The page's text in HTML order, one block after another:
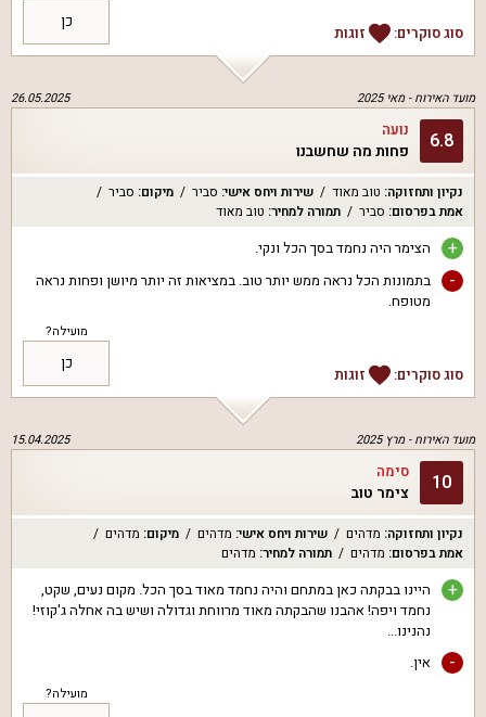
סוג סוקרים: זוגות
כן
מועד האירוח -מאי 2025 26.05.2025
6.8 נועה
פחות מה שחשבנו
נקיון ותחזוקה: טוב מאוד שירות ויחס אישי: סביר מיקום: סביר
אמת בפרסום: סביר תמורה למחיר: טוב מאוד
+ הצימר היה נחמד בסך הכל ונקי.
-
בתמונות הכל נראה ממש יותר טוב. במציאות זה יותר מיושן ופחות נראה
מטופח.
סוג סוקרים: זוגות
מועילה?
כן
מועד האירוח -מרץ 2025 15.04.2025
10 סימה
צימר טוב
נקיון ותחזוקה: מדהים שירות ויחס אישי: מדהים מיקום: מדהים
אמת בפרסום: מדהים תמורה למחיר: מדהים
+
היינו בבקתה כאן במתחם והיה נחמד מאוד בסך הכל. מקום נעים, שקט,
נחמד ויפה! אהבנו שהבקתה מאוד מרווחת וגדולה ושיש בה אחלה ג'קוזי!
נהנינו...
- אין.
מועילה?